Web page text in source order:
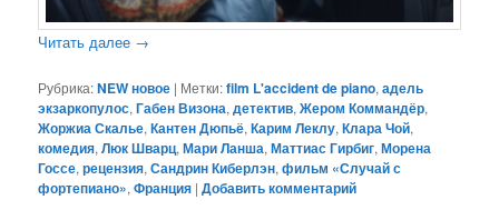
Читать далее →
Рубрика:NEW новое | Метки:film L'accident de piano,адель
экзаркопулос,Габен Визона,детектив,Жером Коммандёр,
Жоржиа Скалье,Кантен Дюпьё,Карим Леклу,Клара Чой,
комедия,Люк Шварц,Мари Ланша,Маттиас Гирбиг,Морена
Госсе,рецензия,Сандрин Киберлэн,фильм «Случай с
фортепиано»,Франция |Добавить комментарий